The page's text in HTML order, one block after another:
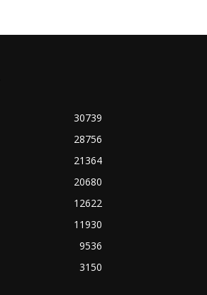
30739
28756
21364
20680
12622
11930
9536
3150